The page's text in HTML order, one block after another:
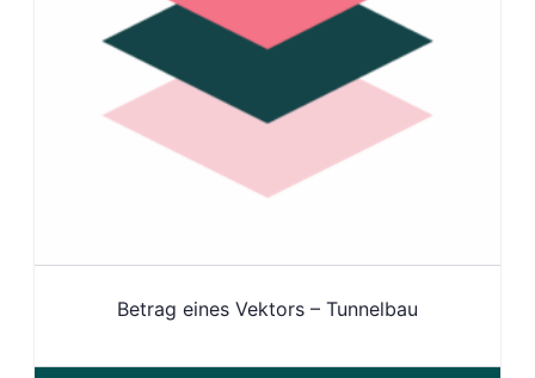
Betrag eines Vektors – Tunnelbau